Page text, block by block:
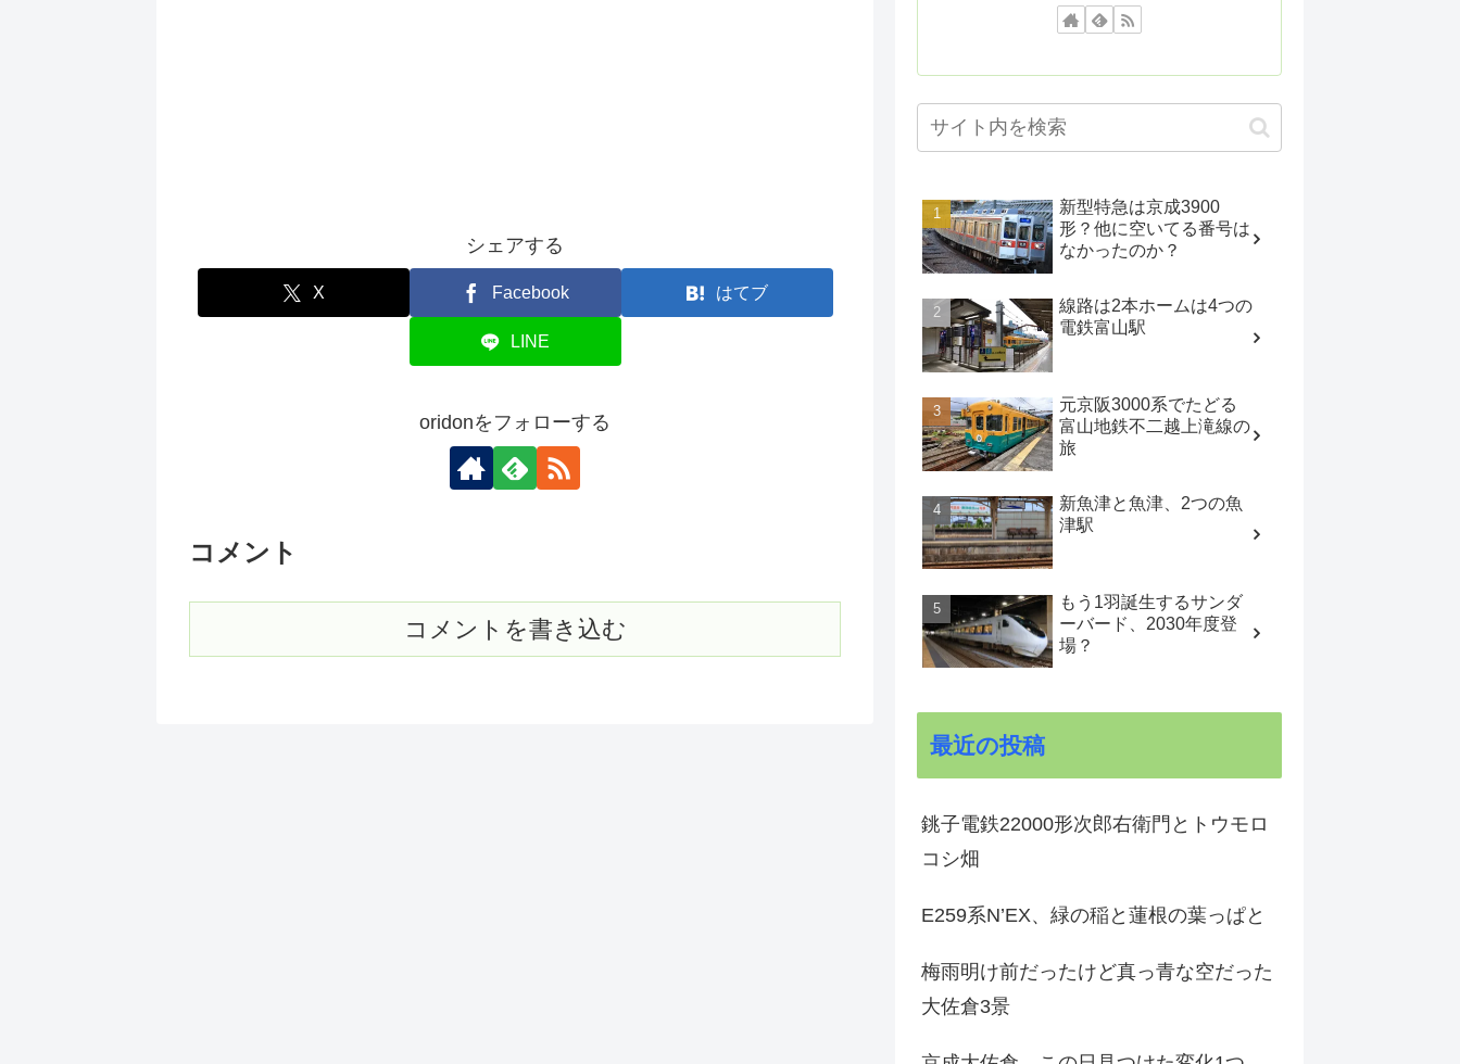
シェアする
X Facebook はてブ
LINE
oridonをフォローする
コメント
コメントを書き込む
新型特急は京成3900
形？他に空いてる番号は
なかったのか？
線路は2本ホームは4つの
電鉄富山駅
元京阪3000系でたどる
富山地鉄不二越上滝線の
旅
新魚津と魚津、2つの魚
津駅
もう1羽誕生するサンダ
ーバード、2030年度登
場？
最近の投稿
銚子電鉄22000形次郎右衛門とトウモロ
コシ畑
E259系N’EX、緑の稲と蓮根の葉っぱと
梅雨明け前だったけど真っ青な空だった
大佐倉3景